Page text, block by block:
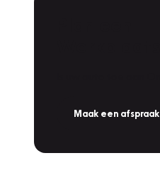
Maak een afspraak